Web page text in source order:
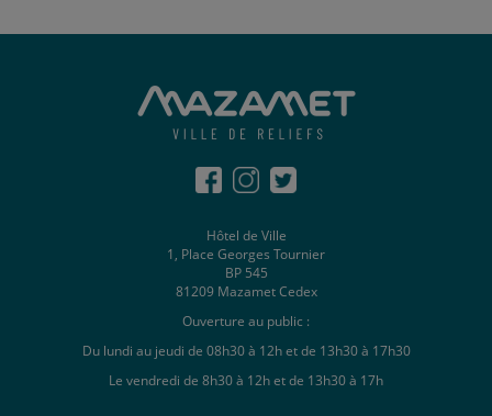
Hôtel de Ville
1, Place Georges Tournier
BP 545
81209 Mazamet Cedex
Ouverture au public :
Du lundi au jeudi de 08h30 à 12h et de 13h30 à 17h30
Le vendredi de 8h30 à 12h et de 13h30 à 17h